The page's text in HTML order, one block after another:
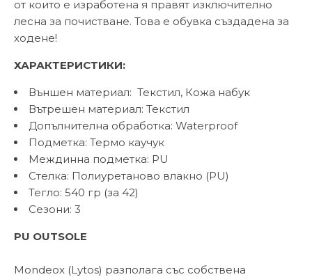
от които е изработена я правят изключително
лесна за почистване. Това е обувка създадена за
ходене!
ХАРАКТЕРИСТИКИ:
Външен материал: Текстил, Кожа набук
Вътрешен материал: Текстил
Допълнителна обработка: Waterproof
Подметка: Термо каучук
Междинна подметка: PU
Стелка: Полиуретаново влакно (PU)
Тегло: 540 гр (за 42)
Сезони: 3
PU OUTSOLE
Mondeox (Lytos) разполага със собствена